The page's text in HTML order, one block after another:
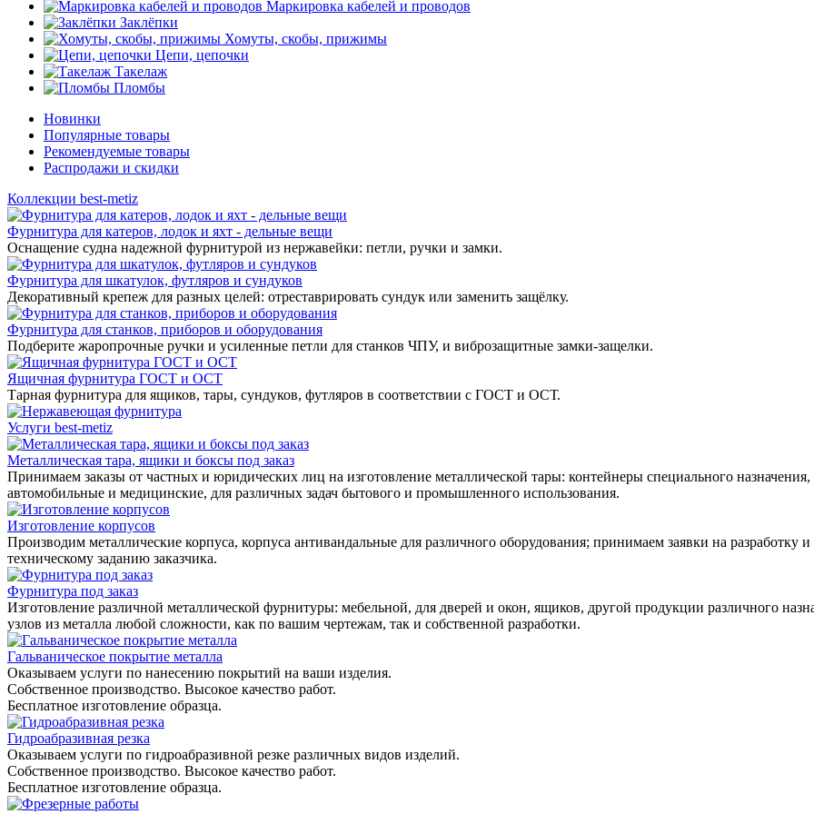
Маркировка кабелей и проводов
Заклёпки
Хомуты, скобы, прижимы
Цепи, цепочки
Такелаж
Пломбы
Новинки
Популярные товары
Рекомендуемые товары
Распродажи и скидки
Коллекции best-metiz
Фурнитура для катеров, лодок и яхт - дельные вещи
Оснащение судна надежной фурнитурой из нержавейки: петли, ручки и замки.
Фурнитура для шкатулок, футляров и сундуков
Декоративный крепеж для разных целей: отреставрировать сундук или заменить защёлку.
Фурнитура для станков, приборов и оборудования
Подберите жаропрочные ручки и усиленные петли для станков ЧПУ, и виброзащитные замки-защелки.
Ящичная фурнитура ГОСТ и ОСТ
Тарная фурнитура для ящиков, тары, сундуков, футляров в соответствии с ГОСТ и ОСТ.
Услуги best-metiz
Металлическая тара, ящики и боксы под заказ
Принимаем заказы от частных и юридических лиц на изготовление металлической тары: контейнеры специального
автомобильные и медицинские, для различных задач бытового и промышленного использования.
Изготовление корпусов
Производим металлические корпуса, корпуса антивандальные для различного оборудования; принимаем заявки на разработку
техническому заданию заказчика.
Фурнитура под заказ
Изготовление различной металлической фурнитуры: мебельной, для дверей и окон, ящиков, другой продукции различного
узлов из металла любой сложности, как по вашим чертежам, так и собственной разработки.
Гальваническое покрытие металла
Оказываем услуги по нанесению покрытий на ваши изделия.
Собственное производство. Высокое качество работ.
Бесплатное изготовление образца.
Гидроабразивная резка
Оказываем услуги по гидроабразивной резке различных видов изделий.
Собственное производство. Высокое качество работ.
Бесплатное изготовление образца.